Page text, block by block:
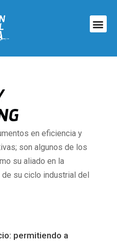
en eficiencia y
son algunos de los
su aliado en la
su ciclo industrial del
permitiendo a